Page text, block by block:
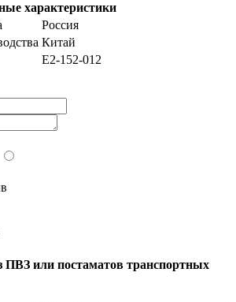
характеристики
Россия
Китай
E2-152-012
ПВЗ или постаматов транспортных